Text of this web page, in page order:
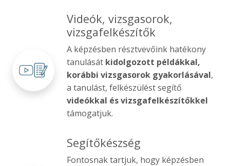
Videók, vizsgasorok,
vizsgafelkészítők
A képzésben résztvevőink hatékony
tanulását kidolgozott példákkal,
korábbi vizsgasorok gyakorlásával,
a tanulást, felkészülést segítő
videókkal és vizsgafelkészítőkkel
támogatjuk.
Segítőkészség
Fontosnak tartjuk, hogy képzésben